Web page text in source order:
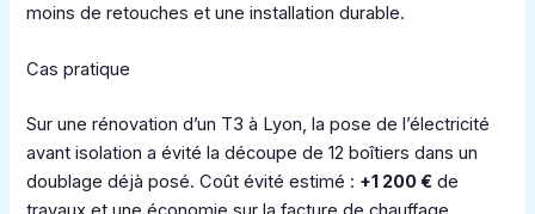
moins de retouches et une installation durable.
Cas pratique
Sur une rénovation d’un T3 à Lyon, la pose de l’électricité
avant isolation a évité la découpe de 12 boîtiers dans un
doublage déjà posé. Coût évité estimé : +1 200 € de